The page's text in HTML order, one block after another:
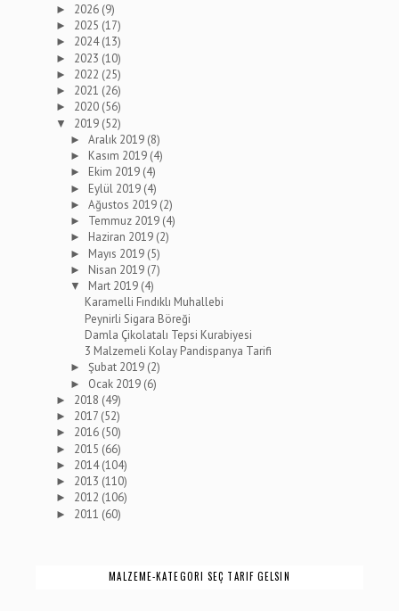
► 2026 (9)
► 2025 (17)
► 2024(13)
► 2023 (10)
► 2022 (25)
► 2021 (26)
► 2020 (56)
▼ 2019 (52)
►Aralık 2019 (8)
► Kasım 2019 (4)
► Ekim 2019 (4)
► Eylül 2019 (4)
►Ağustos 2019 (2)
► Temmuz 2019 (4)
► Haziran 2019 (2)
► Mayıs 2019 (5)
► Nisan 2019 (7)
▼ Mart 2019 (4)
Karamelli Fındıklı Muhallebi
Peynirli Sigara Böreği
Damla Çikolatalı Tepsi Kurabiyesi
3 Malzemeli Kolay Pandispanya Tarifi
►Şubat 2019 (2)
► Ocak 2019 (6)
► 2018 (49)
► 2017 (52)
► 2016 (50)
► 2015 (66)
► 2014(104)
► 2013 (110)
► 2012 (106)
► 2011 (60)
MALZEME-KATEGORI SEÇ TARIF GELSIN